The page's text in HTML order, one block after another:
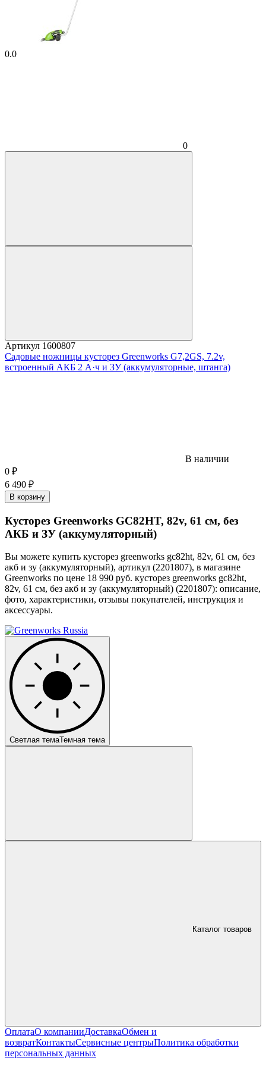
0.0
0
Артикул 1600807
Садовые ножницы кусторез Greenworks G7,2GS, 7.2v,
встроенный АКБ 2 А·ч и ЗУ (аккумуляторные, штанга)
В наличии
0 ₽
6 490 ₽
В корзину
Кусторез Greenworks GС82HT, 82v, 61 см, без
АКБ и ЗУ (аккумуляторный)
Вы можете купить кусторез greenworks gс82ht, 82v, 61 см, без
акб и зу (аккумуляторный), артикул (2201807), в магазине
Greenworks по цене 18 990 руб. кусторез greenworks gс82ht,
82v, 61 см, без акб и зу (аккумуляторный) (2201807): описание,
фото, характеристики, отзывы покупателей, инструкция и
аксессуары.
Светлая темаТемная тема
Каталог товаров
ОплатаО компанииДоставкаОбмен и
возвратКонтактыСервисные центрыПолитика обработки
персональных данных